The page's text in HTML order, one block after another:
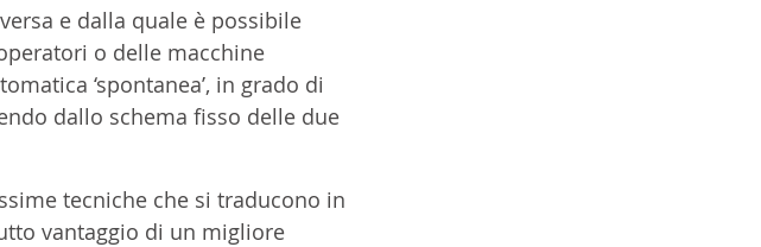
e dalla quale è possibile
o delle macchine
‘spontanea’, in grado di
dallo schema fisso delle due
tecniche che si traducono in
vantaggio di un migliore